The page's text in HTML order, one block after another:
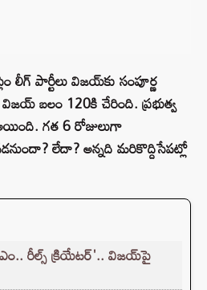
లీగ్ పార్టీలు విజయ్‌కు సంపూర్ణ
బలం 120కి చేరింది. ప్రభుత్వ
గత 6 రోజులుగా
లేదా? అన్నది మరికొద్దిసేపట్లో
రీల్స్ క్రియేటర్'.. విజయ్‌పై